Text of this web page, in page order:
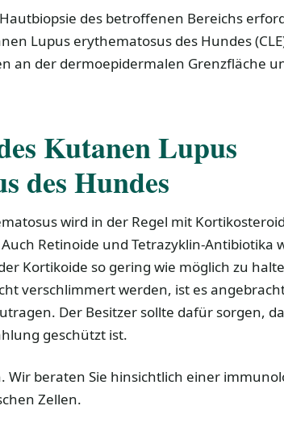
des betroffenen Bereichs
Lupus erythematosus des Hundes
an der dermoepidermalen Grenzfläche
Kutanen Lupus
des Hundes
wird in der Regel mit
Retinoide und Tetrazyklin-Antibiotika
Kortikoide so gering wie möglich zu
verschlimmert werden, ist es
Der Besitzer sollte dafür sorgen,
geschützt ist.
Wir beraten Sie hinsichtlich einer
Zellen.